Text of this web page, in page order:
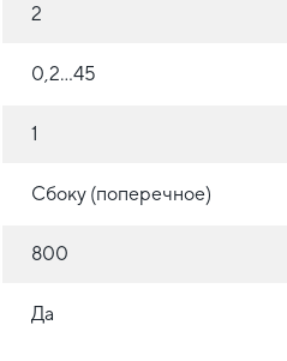
2
0,2...45
1
Сбоку (поперечное)
800
Да